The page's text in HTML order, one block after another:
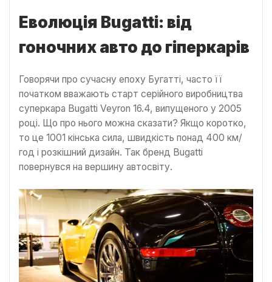
Еволюція Bugatti: від
гоночних авто до гіперкарів
Говорячи про сучасну епоху Бугатті, часто її
початком вважають старт серійного виробництва
суперкара Bugatti Veyron 16.4, випущеного у 2005
році. Що про нього можна сказати? Якщо коротко,
то це 1001 кінська сила, швидкість понад 400 км/
год і розкішний дизайн. Так бренд Bugatti
повернувся на вершину автосвіту.